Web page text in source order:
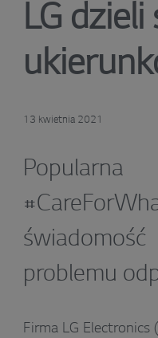
LG
13 kwietnia 2021
problemu
Firma LG Electronics